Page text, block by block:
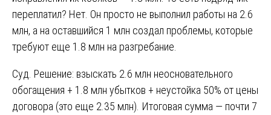
переплатил? Нет. Он просто не выполнил работы на 2.6
млн, а на оставшийся 1 млн создал проблемы, которые
требуют еще 1.8 млн на разгребание.
Суд. Решение: взыскать 2.6 млн неосновательного
обогащения + 1.8 млн убытков + неустойка 50% от цены
договора (это еще 2.35 млн). Итоговая сумма — почти 7